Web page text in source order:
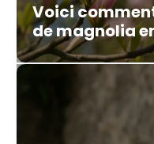
Voici
de magnolia